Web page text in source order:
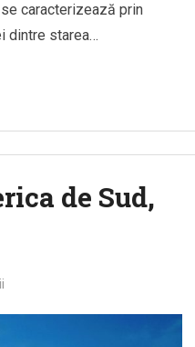
caracterizează prin
dintre starea…
de Sud,